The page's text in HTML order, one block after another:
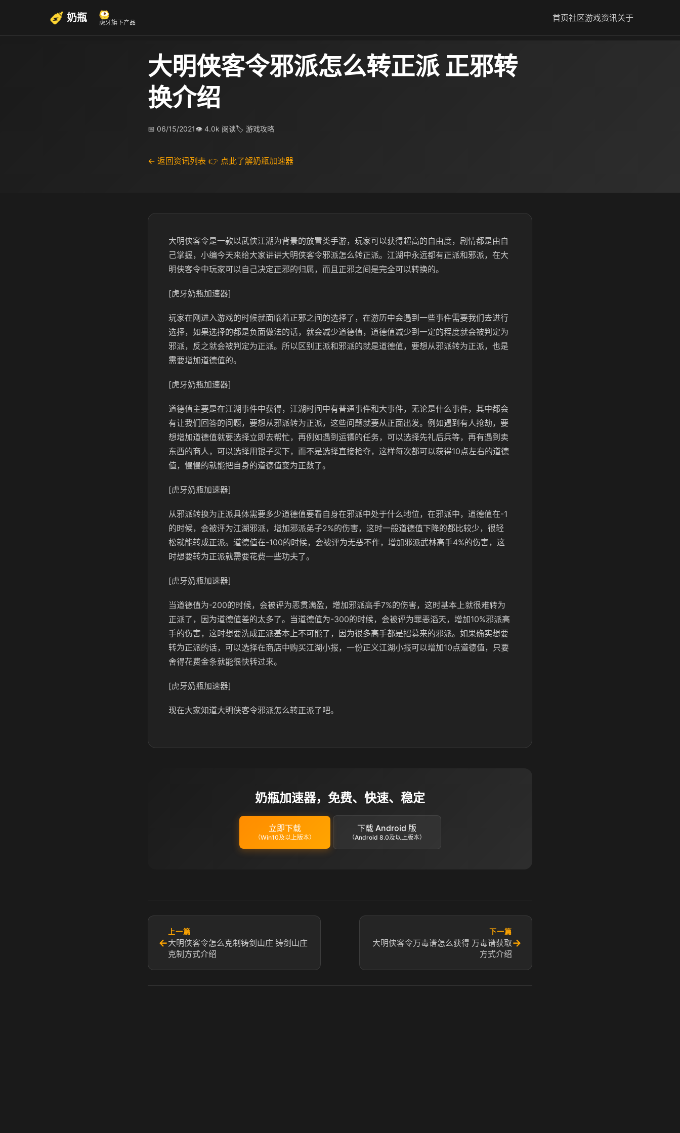
奶瓶 虎牙旗下产品 首页社区游戏资讯关于
大明侠客令邪派怎么转正派 正邪转
换介绍
📅 06/15/2021👁 4.0k 阅读🏷 游戏攻略
← 返回资讯列表 👉 点此了解奶瓶加速器
大明侠客令是一款以武侠江湖为背景的放置类手游，玩家可以获得超高的自由度，剧情都是由自
己掌握，小编今天来给大家讲讲大明侠客令邪派怎么转正派。江湖中永远都有正派和邪派，在大
明侠客令中玩家可以自己决定正邪的归属，而且正邪之间是完全可以转换的。
[虎牙奶瓶加速器]
玩家在刚进入游戏的时候就面临着正邪之间的选择了，在游历中会遇到一些事件需要我们去进行
选择，如果选择的都是负面做法的话，就会减少道德值，道德值减少到一定的程度就会被判定为
邪派，反之就会被判定为正派。所以区别正派和邪派的就是道德值，要想从邪派转为正派，也是
需要增加道德值的。
[虎牙奶瓶加速器]
道德值主要是在江湖事件中获得，江湖时间中有普通事件和大事件，无论是什么事件，其中都会
有让我们回答的问题，要想从邪派转为正派，这些问题就要从正面出发。例如遇到有人抢劫，要
想增加道德值就要选择立即去帮忙，再例如遇到运镖的任务，可以选择先礼后兵等，再有遇到卖
东西的商人，可以选择用银子买下，而不是选择直接抢夺，这样每次都可以获得10点左右的道德
值，慢慢的就能把自身的道德值变为正数了。
[虎牙奶瓶加速器]
从邪派转换为正派具体需要多少道德值要看自身在邪派中处于什么地位，在邪派中，道德值在-1
的时候，会被评为江湖邪派，增加邪派弟子2%的伤害，这时一般道德值下降的都比较少，很轻
松就能转成正派。道德值在-100的时候，会被评为无恶不作，增加邪派武林高手4%的伤害，这
时想要转为正派就需要花费一些功夫了。
[虎牙奶瓶加速器]
当道德值为-200的时候，会被评为恶贯满盈，增加邪派高手7%的伤害，这时基本上就很难转为
正派了，因为道德值差的太多了。当道德值为-300的时候，会被评为罪恶滔天，增加10%邪派高
手的伤害，这时想要洗成正派基本上不可能了，因为很多高手都是招募来的邪派。如果确实想要
转为正派的话，可以选择在商店中购买江湖小报，一份正义江湖小报可以增加10点道德值，只要
舍得花费金条就能很快转过来。
[虎牙奶瓶加速器]
现在大家知道大明侠客令邪派怎么转正派了吧。
奶瓶加速器，免费、快速、稳定
立即下载
（Win10及以上版本）
下载 Android 版
（Android 8.0及以上版本）
←
上一篇
大明侠客令怎么克制铸剑山庄 铸剑山庄
克制方式介绍
下一篇
大明侠客令万毒谱怎么获得 万毒谱获取
方式介绍
→